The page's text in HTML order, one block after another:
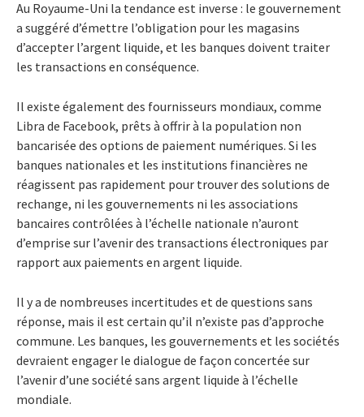
Au Royaume-Uni la tendance est inverse : le gouvernement
a suggéré d’émettre l’obligation pour les magasins
d’accepter l’argent liquide, et les banques doivent traiter
les transactions en conséquence.
Il existe également des fournisseurs mondiaux, comme
Libra de Facebook, prêts à offrir à la population non
bancarisée des options de paiement numériques. Si les
banques nationales et les institutions financières ne
réagissent pas rapidement pour trouver des solutions de
rechange, ni les gouvernements ni les associations
bancaires contrôlées à l’échelle nationale n’auront
d’emprise sur l’avenir des transactions électroniques par
rapport aux paiements en argent liquide.
Il y a de nombreuses incertitudes et de questions sans
réponse, mais il est certain qu’il n’existe pas d’approche
commune. Les banques, les gouvernements et les sociétés
devraient engager le dialogue de façon concertée sur
l’avenir d’une société sans argent liquide à l’échelle
mondiale.